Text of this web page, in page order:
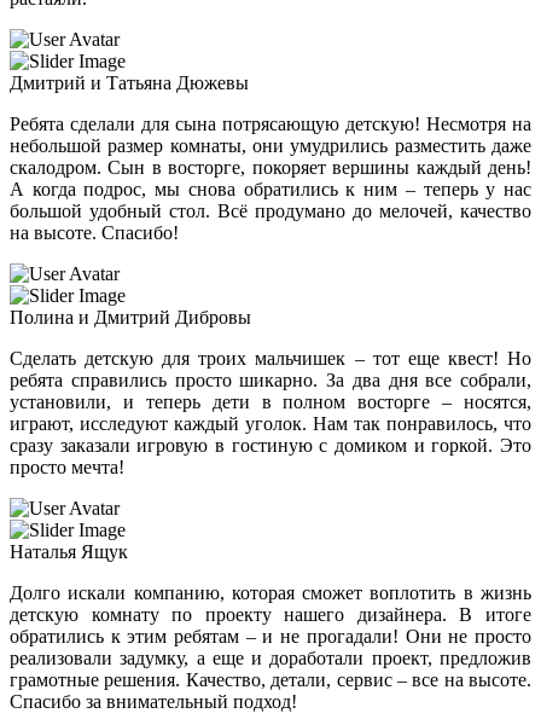
Дмитрий и Татьяна Дюжевы
Ребята сделали для сына потрясающую детскую! Несмотря на
небольшой размер комнаты, они умудрились разместить даже
скалодром. Сын в восторге, покоряет вершины каждый день!
А когда подрос, мы снова обратились к ним – теперь у нас
большой удобный стол. Всё продумано до мелочей, качество
на высоте. Спасибо!
Полина и Дмитрий Дибровы
Сделать детскую для троих мальчишек – тот еще квест! Но
ребята справились просто шикарно. За два дня все собрали,
установили, и теперь дети в полном восторге – носятся,
играют, исследуют каждый уголок. Нам так понравилось, что
сразу заказали игровую в гостиную с домиком и горкой. Это
просто мечта!
Наталья Ящук
Долго искали компанию, которая сможет воплотить в жизнь
детскую комнату по проекту нашего дизайнера. В итоге
обратились к этим ребятам – и не прогадали! Они не просто
реализовали задумку, а еще и доработали проект, предложив
грамотные решения. Качество, детали, сервис – все на высоте.
Спасибо за внимательный подход!